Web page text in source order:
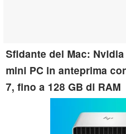
Sfidante del Mac: Nvidia
mini PC in anteprima
7, fino a 128 GB di RAM